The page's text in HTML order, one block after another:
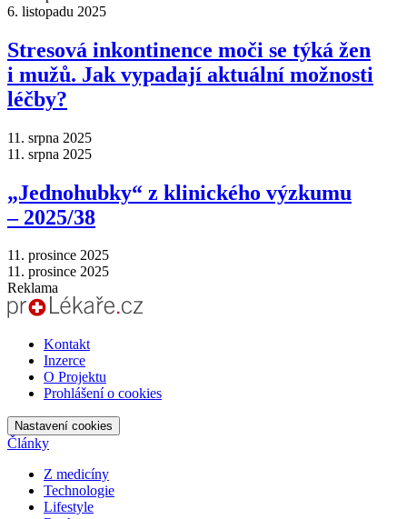
6. listopadu 2025
Stresová inkontinence moči se týká žen
i mužů. Jak vypadají aktuální možnosti
léčby?
11. srpna 2025
11. srpna 2025
„Jednohubky“ z klinického výzkumu
–⁠ 2025/38
11. prosince 2025
11. prosince 2025
Reklama
Kontakt
Inzerce
O Projektu
Prohlášení o cookies
Nastavení cookies
Články
Z medicíny
Technologie
Lifestyle